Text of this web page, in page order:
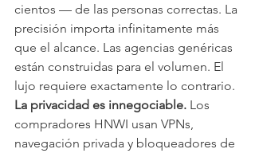
cientos — de las personas correctas. La
precisión importa infinitamente más
que el alcance. Las agencias genéricas
están construidas para el volumen. El
lujo requiere exactamente lo contrario.
La privacidad es innegociable. Los
compradores HNWI usan VPNs,
navegación privada y bloqueadores de